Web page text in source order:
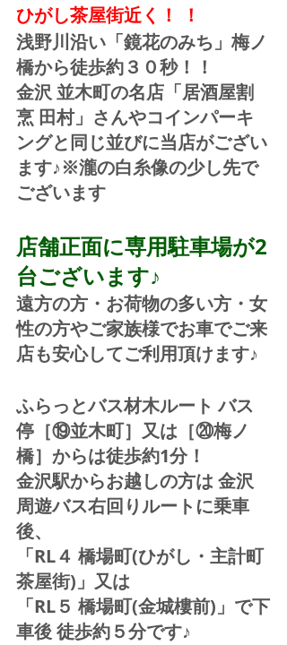
ひがし茶屋街近く！ ！
浅野川沿い「鏡花のみち」梅ノ
橋から徒歩約３０秒！！
金沢 並木町の名店「居酒屋割
烹 田村」さんやコインパーキ
ングと同じ並びに当店がござい
ます♪※瀧の白糸像の少し先で
ございます
店舗正面に専用駐車場が2
台ございます♪
遠方の方・お荷物の多い方・女
性の方やご家族様でお車でご来
店も安心してご利用頂けます♪
ふらっとバス材木ルート バス
停［⑲並木町］又は［⑳梅ノ
橋］からは徒歩約1分！
金沢駅からお越しの方は 金沢
周遊バス右回りルートに乗車
後、
「RL４ 橋場町(ひがし・主計町
茶屋街)」又は
「RL５ 橋場町(金城樓前)」で下
車後 徒歩約５分です♪